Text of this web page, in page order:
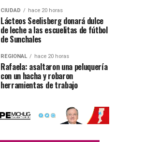
CIUDAD hace 20 horas
Lácteos Seelisberg donará dulce
de leche a las escuelitas de fútbol
de Sunchales
REGIONAL hace 20 horas
Rafaela: asaltaron una peluquería
con un hacha y robaron
herramientas de trabajo